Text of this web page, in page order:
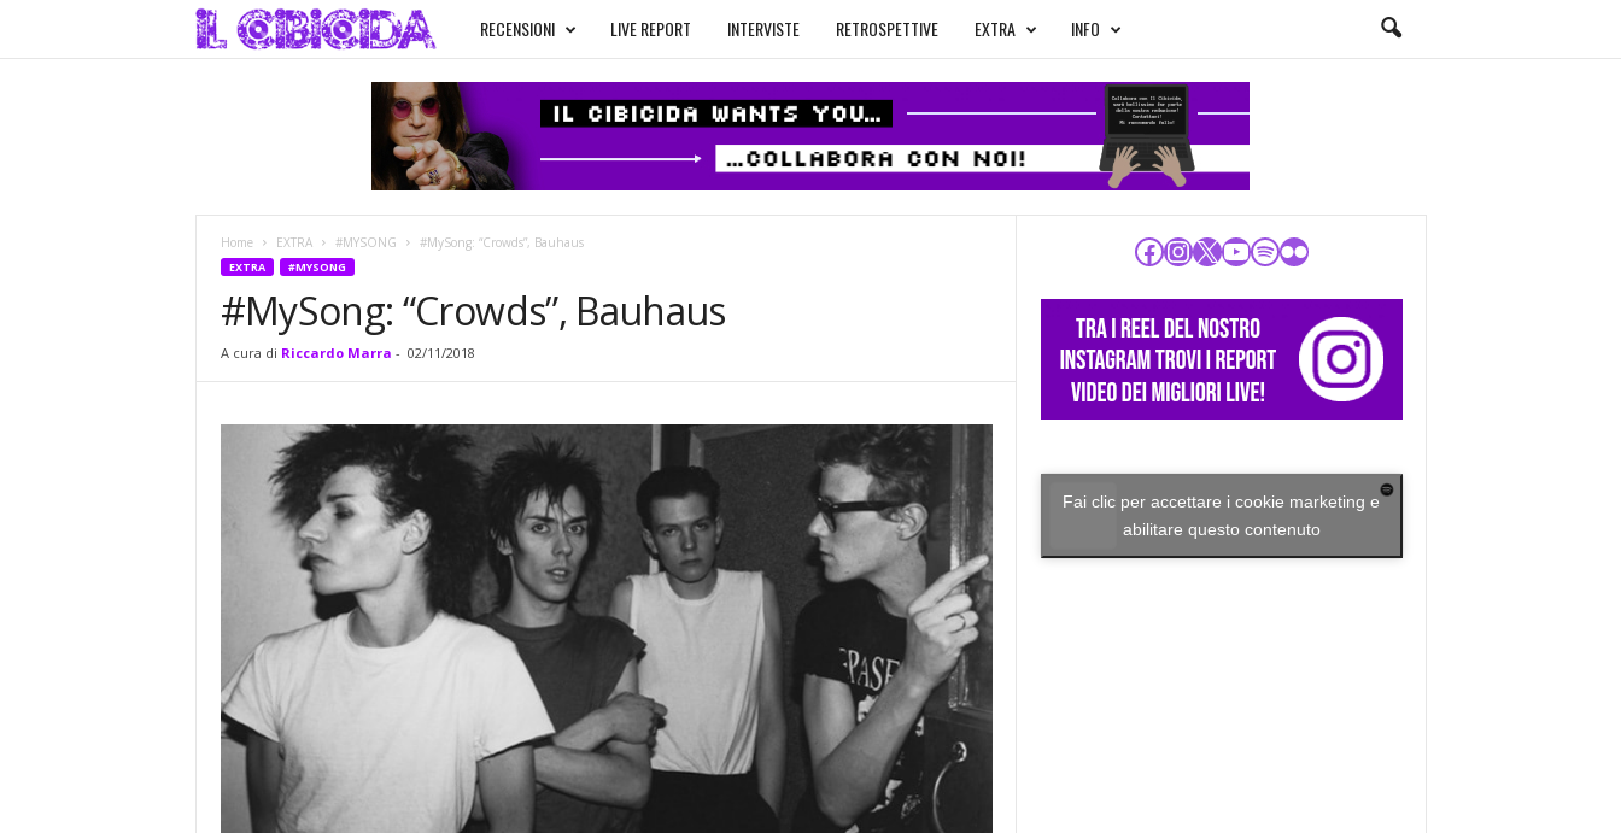
l
C
i
i
RECENSIONI LIVE REPORT INTERVISTE RETROSPETTIVE EXTRA INFO
Home EXTRA #MYSONG #MySong: “Crowds”, Bauhaus
EXTRA #MYSONG
#MySong: “Crowds”, Bauhaus
A cura di Riccardo Marra - 02/11/2018
Facebook
Instagram
X YouTube
Spotify
Flickr
Fai clic per accettare i cookie marketing e
abilitare questo contenuto